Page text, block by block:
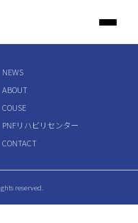
NEWS
ABOUT
COUSE
PNFリハビリセンター
CONTACT
reserved.